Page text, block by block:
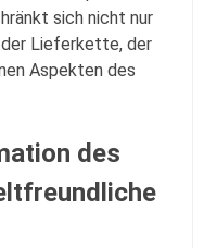
sich nicht nur
der Lieferkette, der
Aspekten des
des